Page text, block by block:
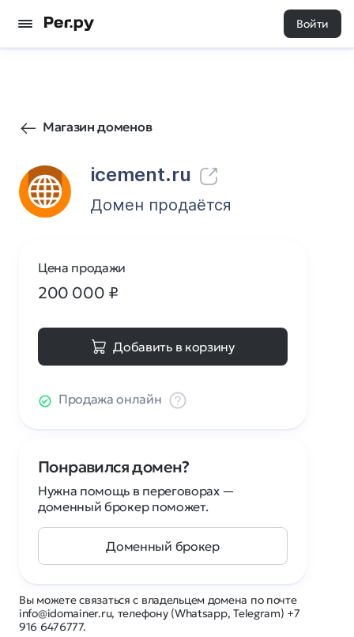
Войти
Магазин доменов
icement.ru
654 0
Домен продаётся
Вы можете связаться с владельцем домена по почте
info@idomainer.ru, телефону (Whatsapp, Telegram) +7
916 6476777.
Цена продажи
200 000 ₽
Добавить в корзину
Продажа онлайн
Понравился домен?
Нужна помощь в переговорах —
доменный брокер поможет.
Доменный брокер